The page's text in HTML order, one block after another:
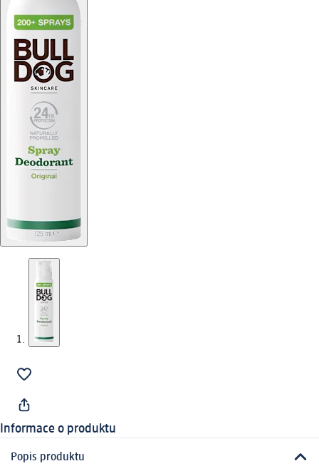
Informace o produktu
Popis produktu